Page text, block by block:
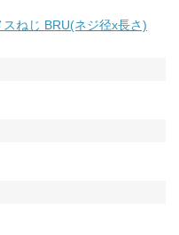
ねじ BRU(ネジ径x長さ)